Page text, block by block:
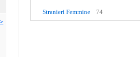
Stranieri Femmine 74